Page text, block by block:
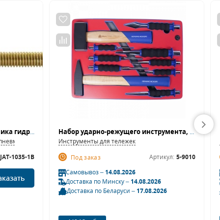
Шток резьбовой М4 заклепочника гидропневматического JAT-1035 Jonnesway JAT-1035-1B
JAT-1035-1B
Набор ударно-режущего инструмента, ложемент, 10 предметов МАСТАК 5-9010
Инструменты для тележек
Под заказ
Артикул: 5-9010
Самовывоз –14.08.2026
Доставка по Минску –14.08.2026
Доставка по Беларуси –17.08.2026